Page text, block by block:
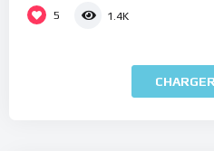
5 1.4K